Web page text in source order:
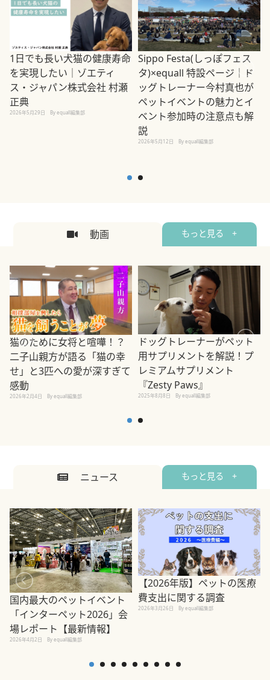
1日でも長い犬猫の健康寿命
を実現したい｜ゾエティ
ス・ジャパン株式会社 村瀬
正典
2026年5月29日 By equall編集部
Sippo Festa(しっぽフェス
タ)×equall 特設ページ｜ド
ッグトレーナー今村真也が
ペットイベントの魅力とイ
ベント参加時の注意点も解
説
2026年5月12日 By equall編集部
動画 もっと見る +
猫のために女将と喧嘩！？
二子山親方が語る「猫の幸
せ」と3匹への愛が深すぎて
感動
2026年2月4日 By equall編集部
ドッグトレーナーがペット
用サプリメントを解説！プ
レミアムサプリメント
『Zesty Paws』
2025年8月8日 By equall編集部
ニュース もっと見る +
国内最大のペットイベント
「インターペット2026」会
場レポート【最新情報】
2026年4月2日 By equall編集部
【2026年版】ペットの医療
費支出に関する調査
2026年3月26日 By equall編集部